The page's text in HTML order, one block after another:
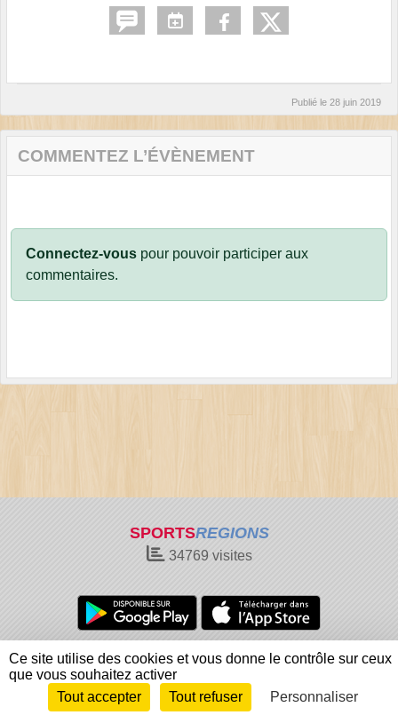
Publié le 28 juin 2019
COMMENTEZ L’ÉVÈNEMENT
Connectez-vous pour pouvoir participer aux
commentaires.
SPORTSREGIONS
34769 visites
Charte cookies
Gestion des cookies
Informations légales
Signaler un contenu inapproprié
Envie de participer ?
Connexion
Ce site utilise des cookies et vous donne le contrôle sur ceux
que vous souhaitez activer
Tout accepter
Tout refuser Personnaliser